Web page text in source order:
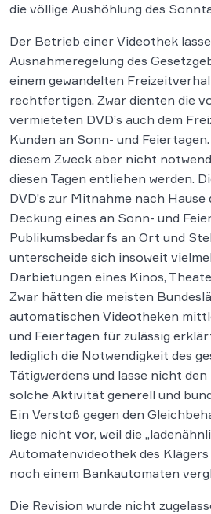
die völlige Aushöhlung des
Der Betrieb einer Videothek
Ausnahmeregelung des
einem gewandelten
rechtfertigen. Zwar dienten die
vermieteten DVD’s auch dem
Kunden an Sonn- und
diesem Zweck aber nicht
diesen Tagen entliehen werden.
DVD’s zur Mitnahme nach
Deckung eines an Sonn- und
Publikumsbedarfs an Ort und
unterscheide sich insoweit
Darbietungen eines Kinos,
Zwar hätten die meisten
automatischen Videotheken
und Feiertagen für zulässig
lediglich die Notwendigkeit des
Tätigwerdens und lasse nicht den
solche Aktivität generell und
Ein Verstoß gegen den
liege nicht vor, weil die
Automatenvideothek des Klägers
noch einem Bankautomaten
Die Revision wurde nicht